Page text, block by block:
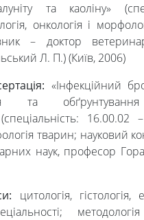
та каоліну»
онкологія і
– доктор
Л. П.) (Київ, 2006)
«Інфекційний
та
16.00.02
тварин; науковий
наук, професор
цитологія, гістологія,